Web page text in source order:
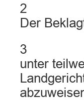
2
Der
3
unter